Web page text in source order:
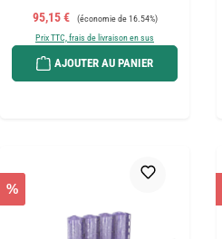
Prix de vente :
95,15 € Prix régulier :
(économie de 16.54%)
Prix TTC, frais de livraison en sus
AJOUTER AU PANIER
%